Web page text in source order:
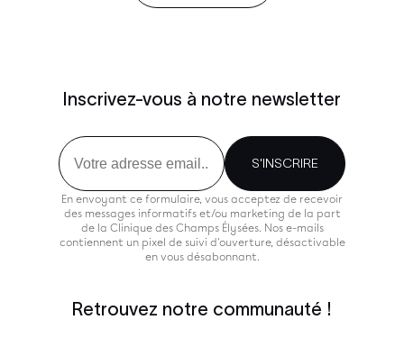
Inscrivez-vous à notre newsletter
Email
S'INSCRIRE
En envoyant ce formulaire, vous acceptez de recevoir
des messages informatifs et/ou marketing de la part
de la Clinique des Champs Élysées. Nos e-mails
contiennent un pixel de suivi d'ouverture, désactivable
en vous désabonnant.
Retrouvez notre communauté !